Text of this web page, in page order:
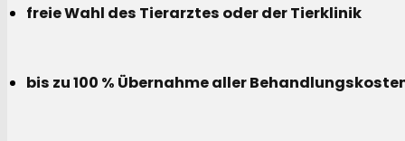
freie Wahl des Tierarztes oder der Tierklinik
bis zu 100 % Übernahme aller